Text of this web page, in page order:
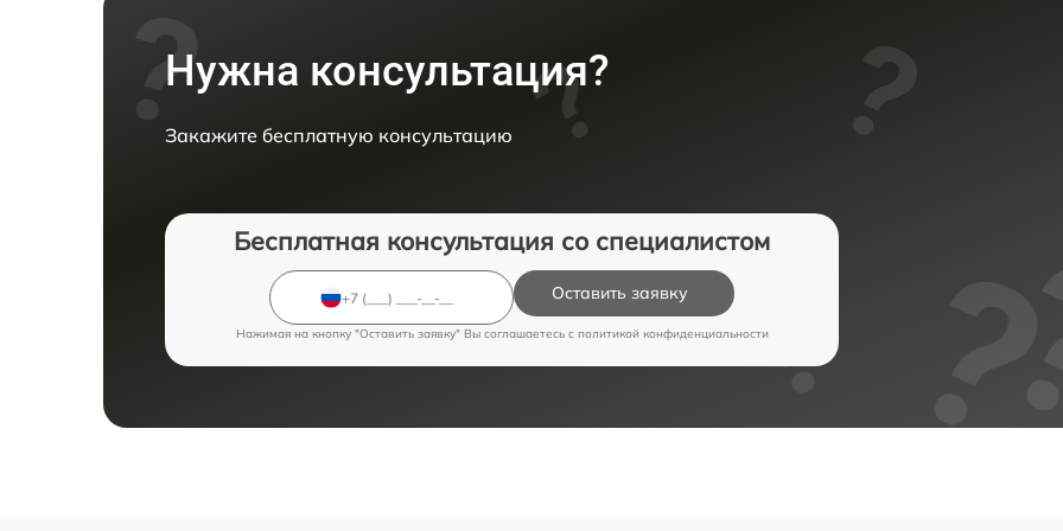
Нужна консультация?
Закажите бесплатную консультацию
Бесплатная консультация со специалистом
Оставить заявку
Нажимая на кнопку "Оставить заявку" Вы соглашаетесь c политикой конфиденциальности